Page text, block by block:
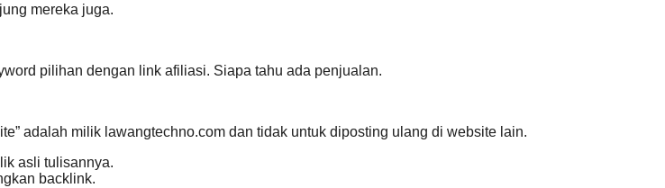
mereka juga.
pilihan dengan link afiliasi. Siapa tahu ada penjualan.
adalah milik lawangtechno.com dan tidak untuk diposting ulang di website lain.
asli tulisannya.
backlink.